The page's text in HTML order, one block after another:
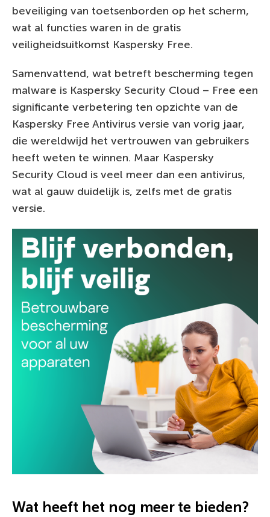
beveiliging van toetsenborden op het scherm,
wat al functies waren in de gratis
veiligheidsuitkomst Kaspersky Free.
Samenvattend, wat betreft bescherming tegen
malware is Kaspersky Security Cloud – Free een
significante verbetering ten opzichte van de
Kaspersky Free Antivirus versie van vorig jaar,
die wereldwijd het vertrouwen van gebruikers
heeft weten te winnen. Maar Kaspersky
Security Cloud is veel meer dan een antivirus,
wat al gauw duidelijk is, zelfs met de gratis
versie.
Wat heeft het nog meer te bieden?